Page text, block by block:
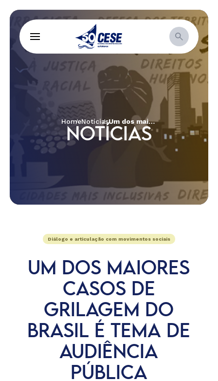
HomeNotícias Um dos maiores casos de grilagem do Brasil é tema de Audiência Pública
NOTÍCIAS
Diálogo e articulação com movimentos sociais
UM DOS MAIORES
CASOS DE
GRILAGEM DO
BRASIL É TEMA DE
AUDIÊNCIA
PÚBLICA